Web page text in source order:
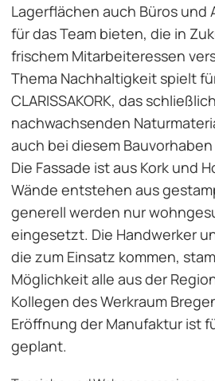
Lagerflächen auch Büros und
für das Team bieten, die in
frischem Mitarbeiteressen
Thema Nachhaltigkeit spielt
CLARISSAKORK, das
nachwachsenden
auch bei diesem
Die Fassade ist aus Kork und
Wände entstehen aus
generell werden nur
eingesetzt. Die Handwerker
die zum Einsatz kommen,
Möglichkeit alle aus der
Kollegen des Werkraum
Eröffnung der Manufaktur ist
geplant.